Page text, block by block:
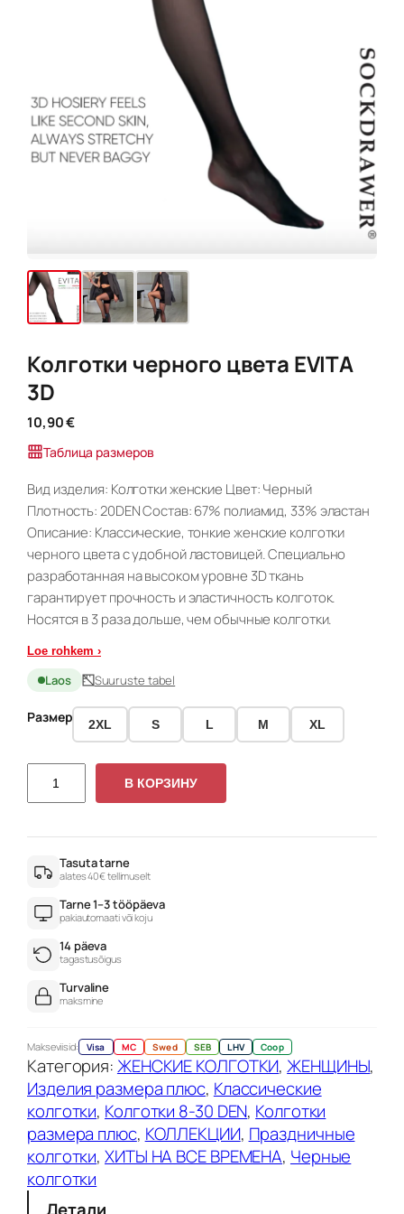
Колготки черного цвета EVITA
3D
10,90€
Таблица размеров
Вид изделия: Колготки женские Цвет: Черный
Плотность: 20DEN Состав: 67% полиамид, 33% эластан
Описание: Классические, тонкие женские колготки
черного цвета с удобной ластовицей. Специально
разработанная на высоком уровне 3D ткань
гарантирует прочность и эластичность колготок.
Носятся в 3 раза дольше, чем обычные колготки.
Loe rohkem ›
Laos Suuruste tabel
Размер 2XL S L M XL
и
ч
е
с
в
в
а
р
а
К
о
л
В КОРЗИНУ
Tasuta tarne
alates 40€ tellimuselt
Tarne 1–3 tööpäeva
pakiautomaati või koju
14 päeva
tagastusõigus
Turvaline
maksmine
Makseviisid: Visa MC Swed SEB LHV Coop
Категория:ЖЕНСКИЕ КОЛГОТКИ, ЖЕНЩИНЫ
Изделия размера плюс, Классические
колготки, Колготки 8-30 DEN, Колготки
размера плюс, КОЛЛЕКЦИИ, Праздничные
колготки, ХИТЫ НА ВСЕ ВРЕМЕНА, Черные
колготки
Детали